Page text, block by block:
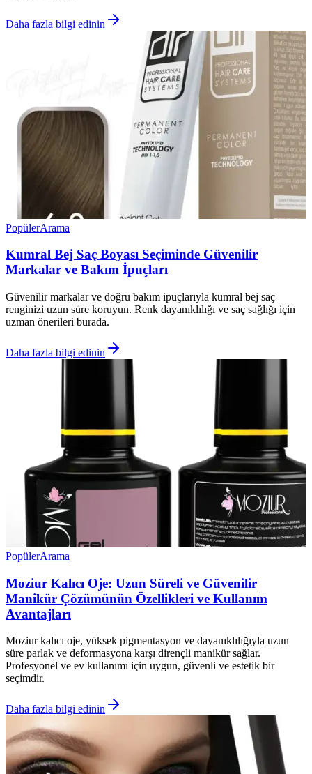
Daha fazla bilgi edinin
PopülerArama
Kumral Bej Saç Boyası Seçiminde Güvenilir
Markalar ve Bakım İpuçları
Güvenilir markalar ve doğru bakım ipuçlarıyla kumral bej saç
renginizi uzun süre koruyun. Renk dayanıklılığı ve saç sağlığı için
uzman önerileri burada.
Daha fazla bilgi edinin
PopülerArama
Moziur Kalıcı Oje: Uzun Süreli ve Güvenilir
Manikür Çözümünün Özellikleri ve Kullanım
Avantajları
Moziur kalıcı oje, yüksek pigmentasyon ve dayanıklılığıyla uzun
süre parlak ve deformasyona karşı dirençli manikür sağlar.
Profesyonel ve ev kullanımı için uygun, güvenli ve estetik bir
seçimdir.
Daha fazla bilgi edinin